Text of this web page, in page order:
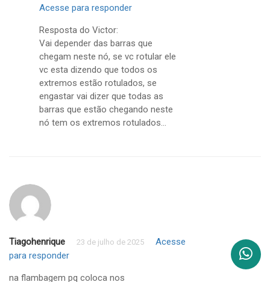
Acesse para responder
Resposta do Victor:
Vai depender das barras que
chegam neste nó, se vc rotular ele
vc esta dizendo que todos os
extremos estão rotulados, se
engastar vai dizer que todas as
barras que estão chegando neste
nó tem os extremos rotulados…
Tiagohenrique 23 de julho de 2025
Acesse
para responder
na flambagem pq coloca nos